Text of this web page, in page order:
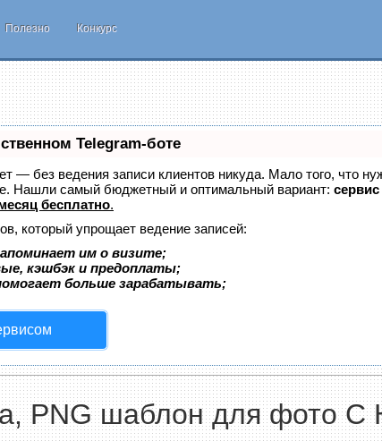
Полезно Конкурс
Telegram-боте
— без ведения записи клиентов никуда. Мало того, что
Нашли самый бюджетный и оптимальный вариант:
бесплатно.
который упрощает ведение записей:
им о визите;
кэшбэк и предоплаты;
больше зарабатывать;
PNG шаблон для фото С